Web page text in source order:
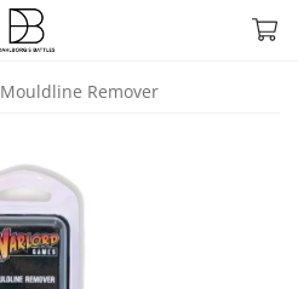
Mouldline Remover